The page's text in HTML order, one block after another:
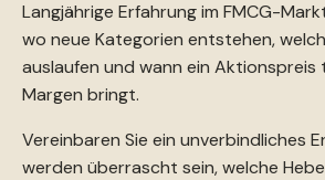
Langjährige Erfahrung im FMCG-
wo neue Kategorien entstehen,
auslaufen und wann ein Aktionspreis
Margen bringt.
Vereinbaren Sie ein unverbindliches
werden überrascht sein, welche